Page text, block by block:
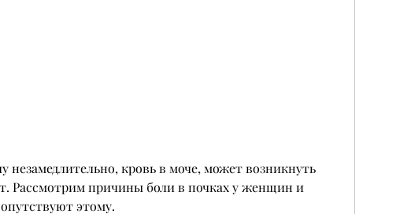
Рассмотрим причины боли в почках у женщин и
этому.